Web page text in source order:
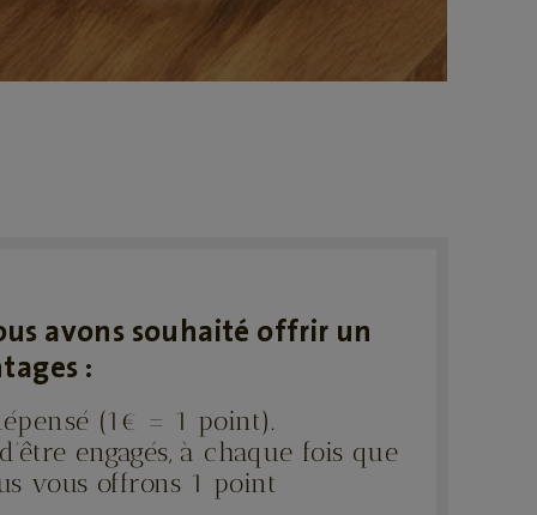
avons souhaité offrir un
:
(1€ = 1 point).
engagés, à chaque fois que
vous offrons 1 point